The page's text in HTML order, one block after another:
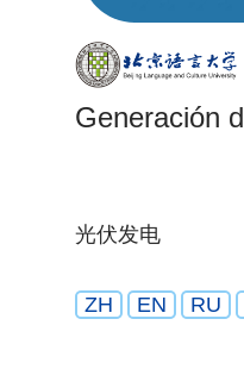
Generación
光伏发电
ZH EN RU